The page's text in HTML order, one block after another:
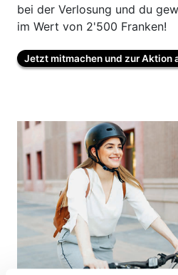
bei der Verlosung und du
im Wert von 2'500 Franken!
Jetzt mitmachen und zur Aktion